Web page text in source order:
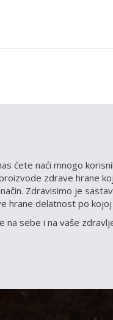
ćete naći mnogo
zdrave hrane
Zdravisimo je
hrane delatnost po
na sebe i na vaše